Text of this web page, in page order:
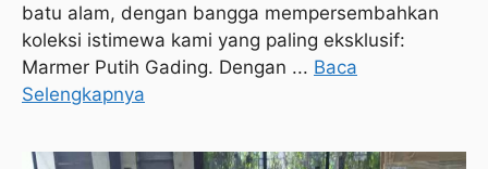
batu alam, dengan bangga mempersembahkan
koleksi istimewa kami yang paling eksklusif:
Marmer Putih Gading. Dengan ... Baca
Selengkapnya